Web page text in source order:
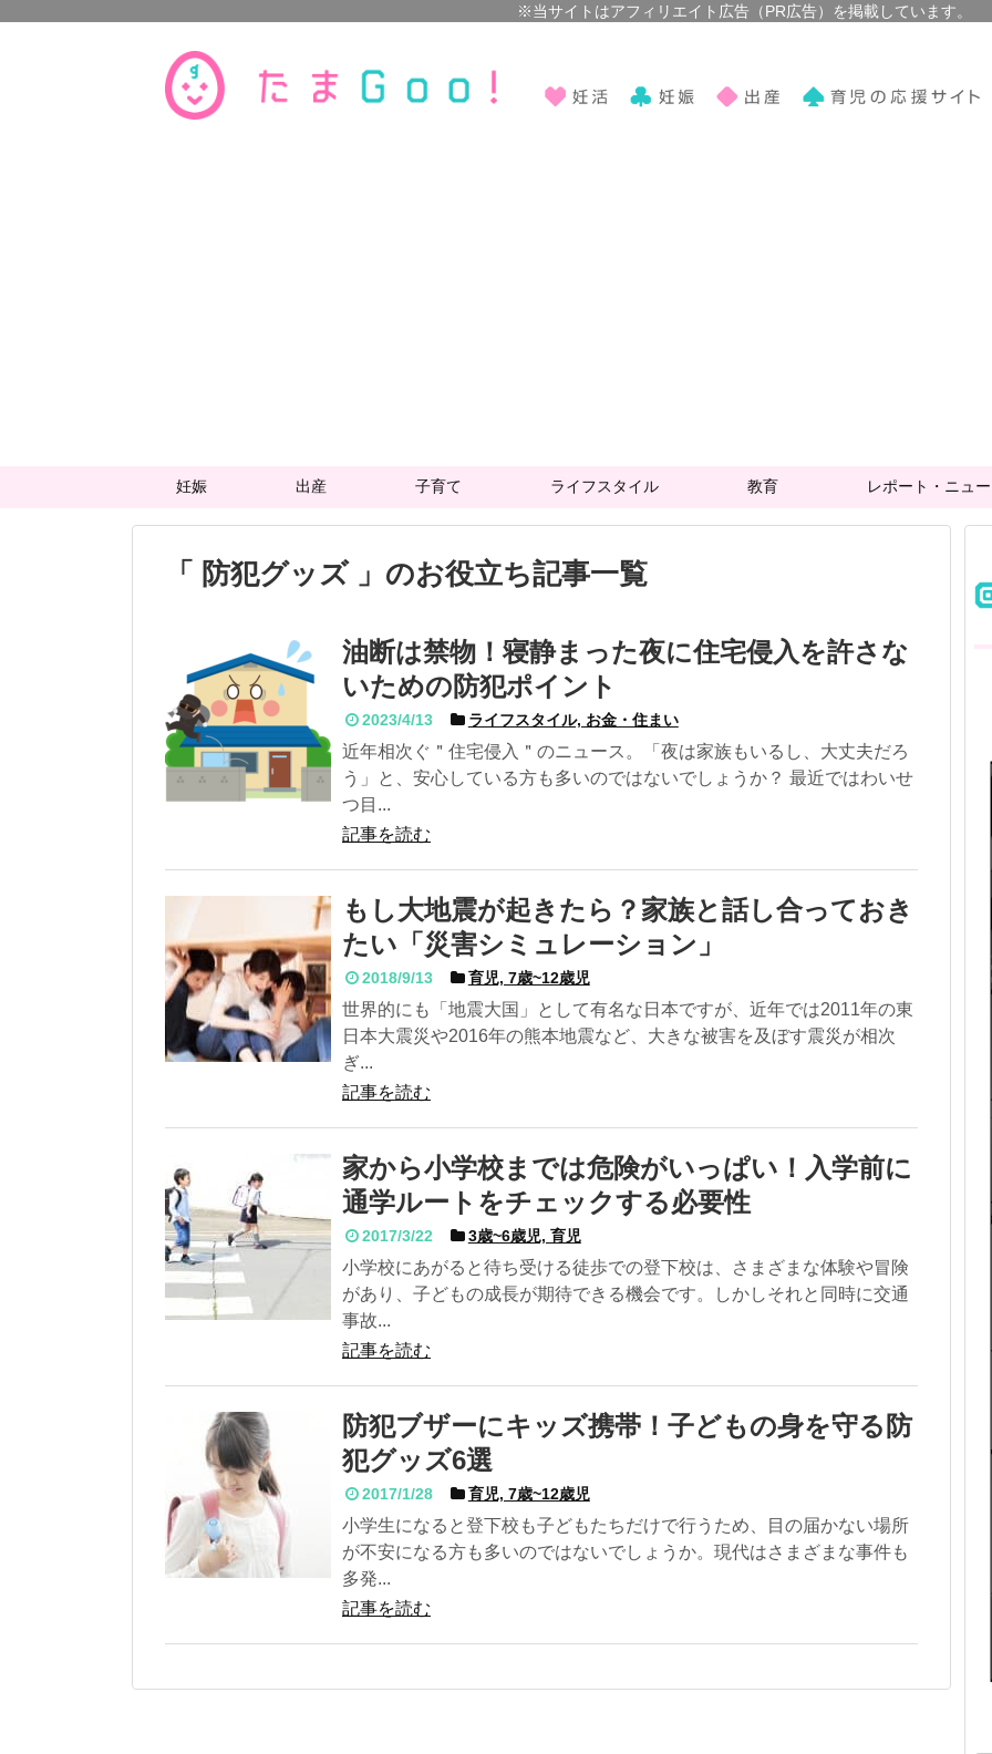
妊娠 出産 子育て ライフスタイル 教育 レポート・ニュ
「 防犯グッズ 」のお役立ち記事一覧
油断は禁物！寝静まった夜に住宅侵入を許さな
いための防犯ポイント
2023/4/13 ライフスタイル, お金・住まい
近年相次ぐ＂住宅侵入＂のニュース。「夜は家族もいるし、大丈夫だろ
う」と、安心している方も多いのではないでしょうか？ 最近ではわいせ
つ目...
記事を読む
もし大地震が起きたら？家族と話し合っておき
たい「災害シミュレーション」
2018/9/13 育児, 7歳~12歳児
世界的にも「地震大国」として有名な日本ですが、近年では2011年の東
日本大震災や2016年の熊本地震など、大きな被害を及ぼす震災が相次
ぎ...
記事を読む
家から小学校までは危険がいっぱい！入学前に
通学ルートをチェックする必要性
2017/3/22 3歳~6歳児, 育児
小学校にあがると待ち受ける徒歩での登下校は、さまざまな体験や冒険
があり、子どもの成長が期待できる機会です。しかしそれと同時に交通
事故...
記事を読む
防犯ブザーにキッズ携帯！子どもの身を守る防
犯グッズ6選
2017/1/28 育児, 7歳~12歳児
小学生になると登下校も子どもたちだけで行うため、目の届かない場所
が不安になる方も多いのではないでしょうか。現代はさまざまな事件も
多発...
記事を読む